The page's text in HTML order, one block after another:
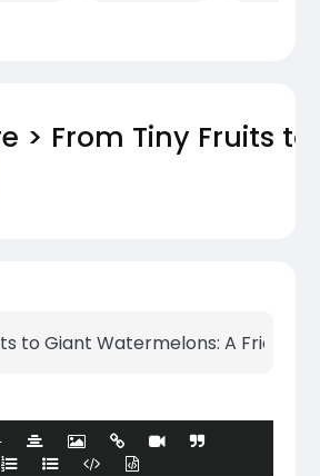
> From Tiny Fruits